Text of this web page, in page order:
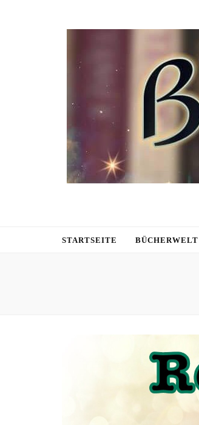
STARTSEITE BÜCHERWELT